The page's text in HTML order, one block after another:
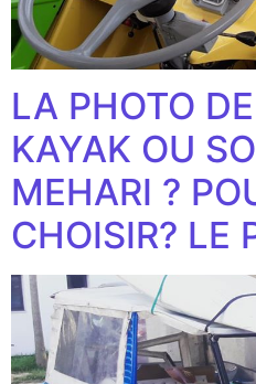
LA PHOTO
KAYAK OU
MEHARI ?
CHOISIR? LE